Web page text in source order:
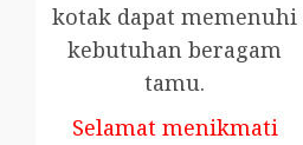
kotak dapat memenuhi
kebutuhan beragam
tamu.
Selamat menikmati